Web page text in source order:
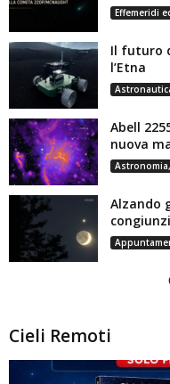
Effemeridi
Il futuro
l’Etna
Abell
nuova
Alzando
Cieli Remoti